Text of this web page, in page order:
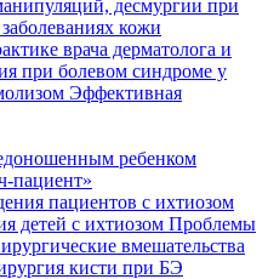
десмургии при
кожи
врача дерматолога и
при болевом синдроме у
Эффективная
ребенком
пациент»
пациентов с ихтиозом
детей с ихтиозом Проблемы
вмешательства
кисти при БЭ